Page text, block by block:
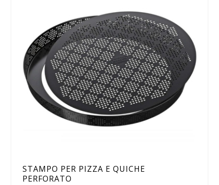
STAMPO PER PIZZA E QUICHE
PERFORATO